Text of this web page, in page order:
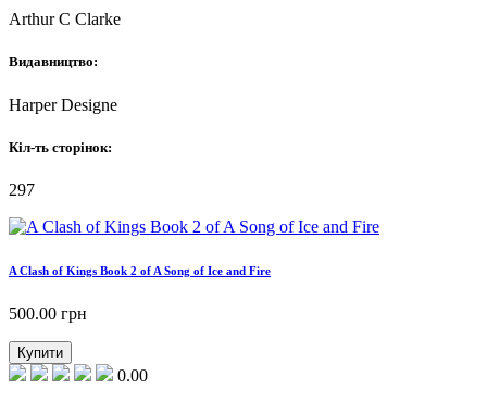
Arthur C Clarke
Видавництво:
Harper Designe
Кіл-ть сторінок:
297
A Clash of Kings Book 2 of A Song of Ice and Fire
500.00 грн
Купити
0.00